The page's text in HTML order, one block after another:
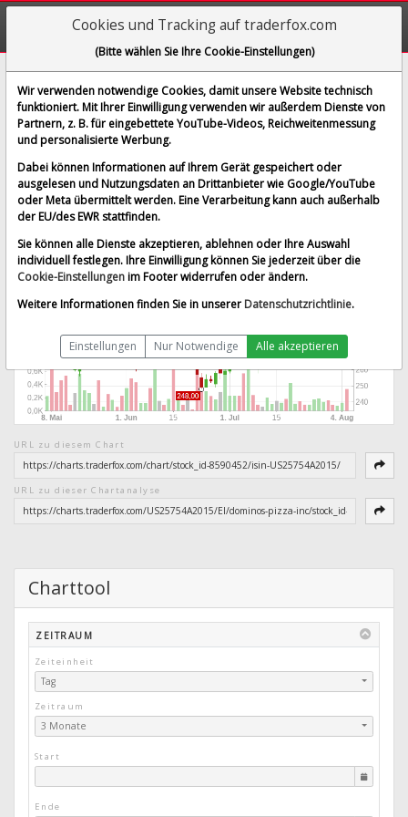
Dominos Pizza Inc
[EZV | WKN A0B6VQ | ISIN US25754A2015]
317,500 € -1,40 %
Echtzeit-Aktienkurs vom 05.08.2026 um 19:59 Uhr
Echtzeit Euro Splitbereinigt
URL zu diesem Chart
URL zu dieser Chartanalyse
Charttool
ZEITRAUM
Zeiteinheit
Tag
Zeitraum
3 Monate
Start
Ende
Cookies und Tracking auf traderfox.com
(Bitte wählen Sie Ihre Cookie-Einstellungen)
Wir verwenden notwendige Cookies, damit unsere Website technisch
funktioniert. Mit Ihrer Einwilligung verwenden wir außerdem Dienste von
Partnern, z. B. für eingebettete YouTube-Videos, Reichweitenmessung
und personalisierte Werbung.
Dabei können Informationen auf Ihrem Gerät gespeichert oder
ausgelesen und Nutzungsdaten an Drittanbieter wie Google/YouTube
oder Meta übermittelt werden. Eine Verarbeitung kann auch außerhalb
der EU/des EWR stattfinden.
Sie können alle Dienste akzeptieren, ablehnen oder Ihre Auswahl
individuell festlegen. Ihre Einwilligung können Sie jederzeit über die
Cookie-Einstellungenim Footer widerrufen oder ändern.
Weitere Informationen finden Sie in unserer Datenschutzrichtlinie.
Einstellungen Nur Notwendige Alle akzeptieren